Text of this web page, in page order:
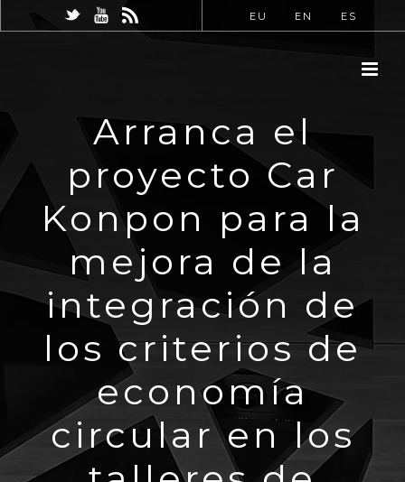
EU EN ES
Arranca el
proyecto Car
Konpon para la
mejora de la
integración de
los criterios de
economía
circular en los